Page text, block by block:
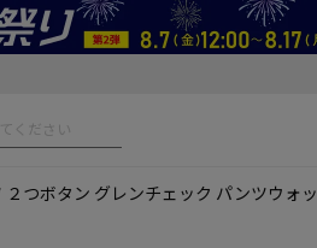
２つボタン グレンチェック パンツウォ